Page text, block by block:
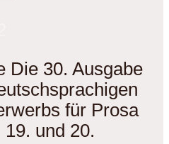
Die 30. Ausgabe
für Prosa
und 20.